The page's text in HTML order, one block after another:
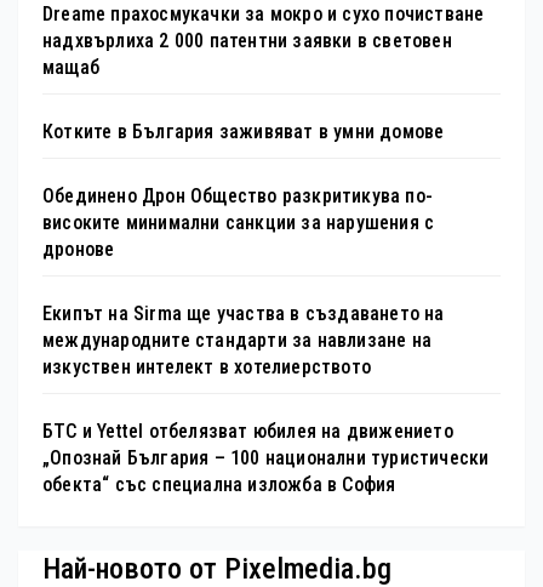
Dreame прахосмукачки за мокро и сухо почистване
надхвърлиха 2 000 патентни заявки в световен
мащаб
Котките в България заживяват в умни домове
Обединено Дрон Общество разкритикува по-
високите минимални санкции за нарушения с
дронове
Екипът на Sirma ще участва в създаването на
международните стандарти за навлизане на
изкуствен интелект в хотелиерството
БТС и Yettel отбелязват юбилея на движението
„Опознай България – 100 национални туристически
обекта“ със специална изложба в София
Най-новото от Pixelmedia.bg